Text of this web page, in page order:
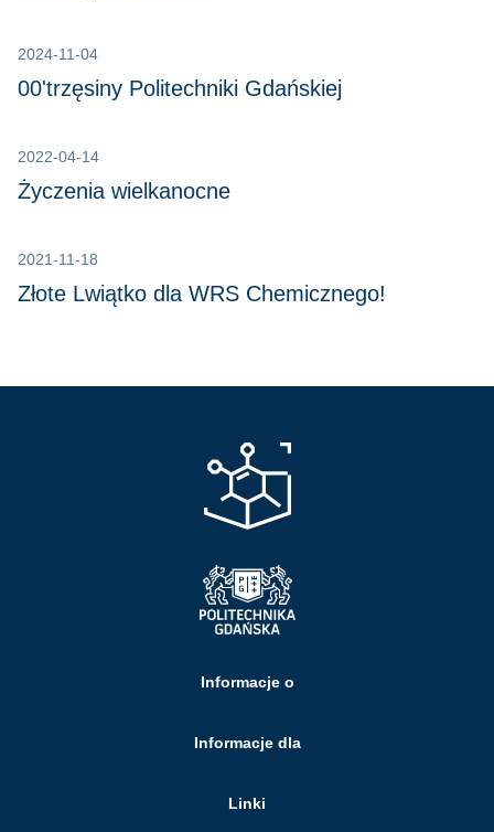
2024-11-04
00'trzęsiny Politechniki Gdańskiej
2022-04-14
Życzenia wielkanocne
2021-11-18
Złote Lwiątko dla WRS Chemicznego!
Informacje o
Informacje dla
Linki